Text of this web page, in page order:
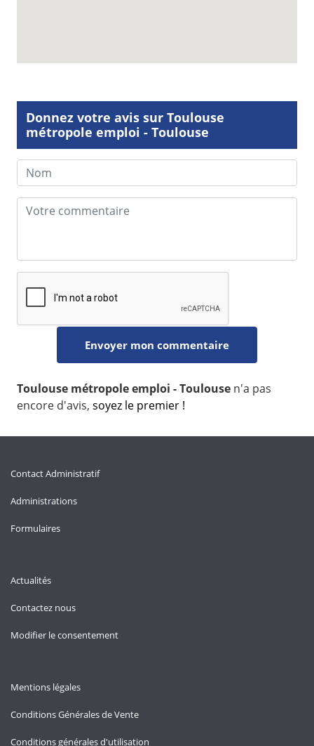
Donnez votre avis sur Toulouse
métropole emploi - Toulouse
Toulouse métropole emploi - Toulouse n'a pas
encore d'avis, soyez le premier !
Contact Administratif
Administrations
Formulaires
Actualités
Contactez nous
Modifier le consentement
Mentions légales
Conditions Générales de Vente
Conditions générales d'utilisation